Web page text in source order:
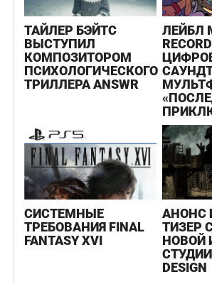
ТАЙЛЕР БЭЙТС
ВЫСТУПИЛ
КОМПОЗИТОРОМ
ПСИХОЛОГИЧЕСКОГО
ТРИЛЛЕРА ANSWR
ЛЕЙБЛ
СИСТЕМНЫЕ
ТРЕБОВАНИЯ FINAL
FANTASY XVI
АНОНС
ТИЗЕР
НОВОЙ
СТУДИИ
DESIGN